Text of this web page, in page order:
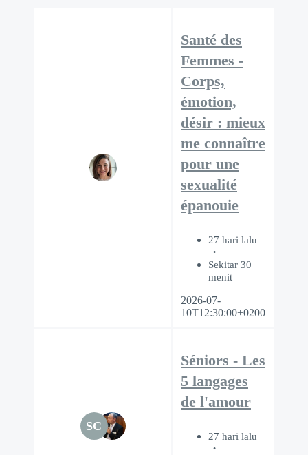
Santé des
Femmes -
Corps,
émotion,
désir : mieux
me connaître
pour une
sexualité
épanouie
27 hari lalu
Sekitar 30
menit
2026-07-
10T12:30:00+0200
SC
Séniors - Les
5 langages
de l'amour
27 hari lalu